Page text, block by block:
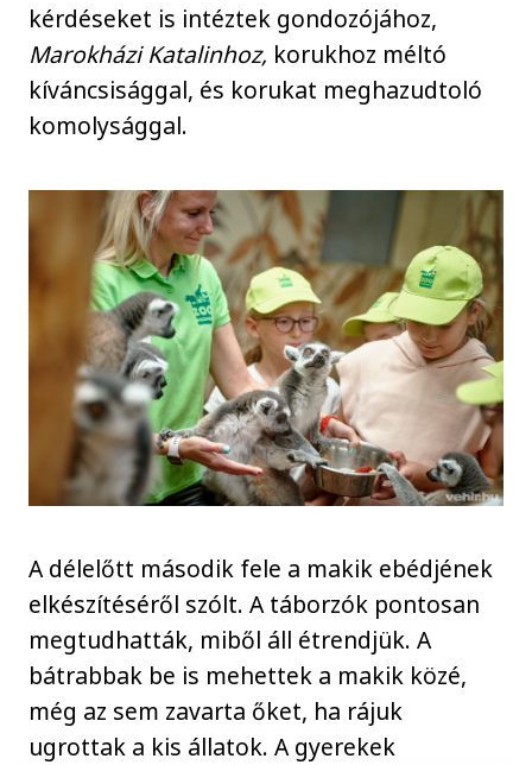
kérdéseket is intéztek gondozójához,
Marokházi Katalinhoz, korukhoz méltó
kíváncsisággal, és korukat meghazudtoló
komolysággal.
A délelőtt második fele a makik ebédjének
elkészítéséről szólt. A táborzók pontosan
megtudhatták, miből áll étrendjük. A
bátrabbak be is mehettek a makik közé,
még az sem zavarta őket, ha rájuk
ugrottak a kis állatok. A gyerekek